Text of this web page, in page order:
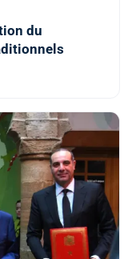
du